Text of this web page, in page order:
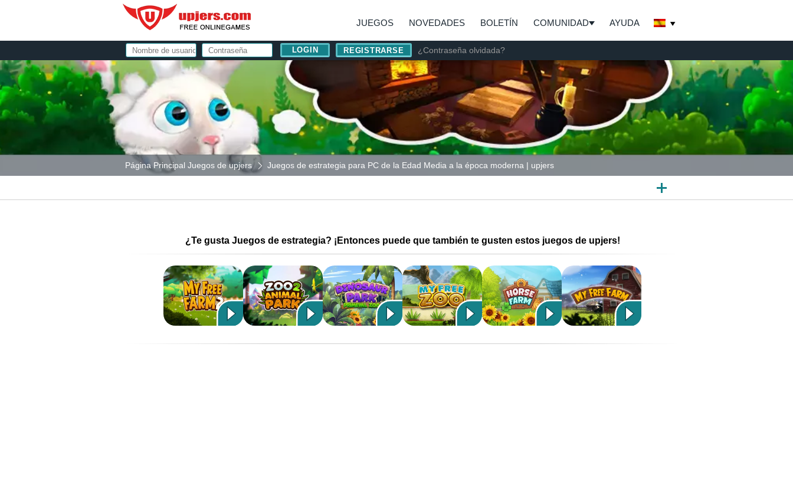
JUEGOS NOVEDADES BOLETÍN COMUNIDAD AYUDA
REGISTRARSE ¿Contraseña olvidada?
Página Principal Juegos de upjers Juegos de estrategia para PC de la Edad Media a la época moderna | upjers
JUEGOS DE NAVEGADOR
APLICACIONES
OTRAS PLATAFORMAS
¿Te gusta Juegos de estrategia? ¡Entonces puede que también te gusten estos juegos de upjers!